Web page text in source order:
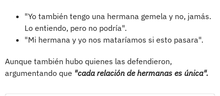
"Yo también tengo una hermana gemela y no, jamás.
Lo entiendo, pero no podría".
"Mi hermana y yo nos mataríamos si esto pasara".
Aunque también hubo quienes las defendieron,
argumentando que "cada relación de hermanas es única".